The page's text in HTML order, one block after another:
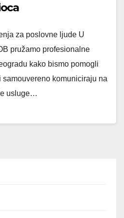
za poslovne ljude U
pružamo profesionalne
kako bismo pomogli
komuniciraju na
usluge…